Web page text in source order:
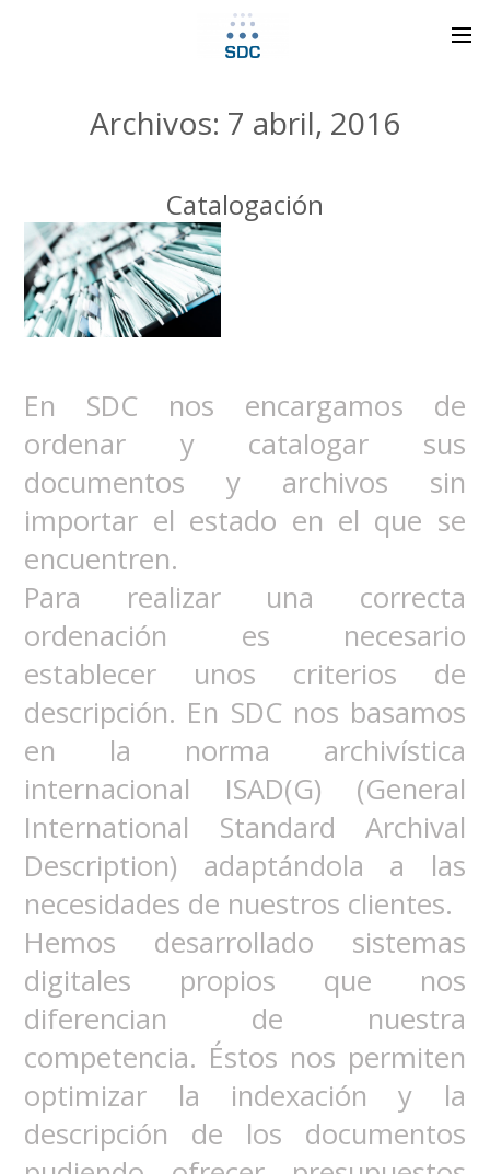
Archivos: 7 abril, 2016
Catalogación
En SDC nos encargamos de
ordenar y catalogar sus
documentos y archivos sin
importar el estado en el que se
encuentren.
Para realizar una correcta
ordenación es necesario
establecer unos criterios de
descripción. En SDC nos basamos
en la norma archivística
internacional ISAD(G) (General
International Standard Archival
Description) adaptándola a las
necesidades de nuestros clientes.
Hemos desarrollado sistemas
digitales propios que nos
diferencian de nuestra
competencia. Éstos nos permiten
optimizar la indexación y la
descripción de los documentos